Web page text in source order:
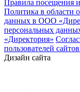
Правила посещения
Политика в области
данных в ООО
персональных
«Директория»
пользователей
Дизайн сайта